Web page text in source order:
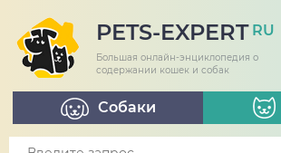
PETS-EXPERT RU
Большая онлайн-энциклопедия о
содержании кошек и собак
Собаки